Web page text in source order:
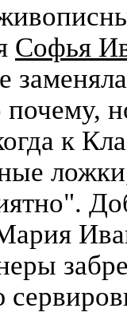
Софья
почему,
к